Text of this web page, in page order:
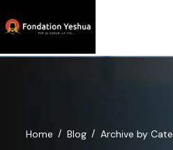
Home Blog Archive by